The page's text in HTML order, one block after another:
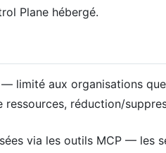
Plane hébergé.
limité aux organisations
réduction/
via les outils MCP — les